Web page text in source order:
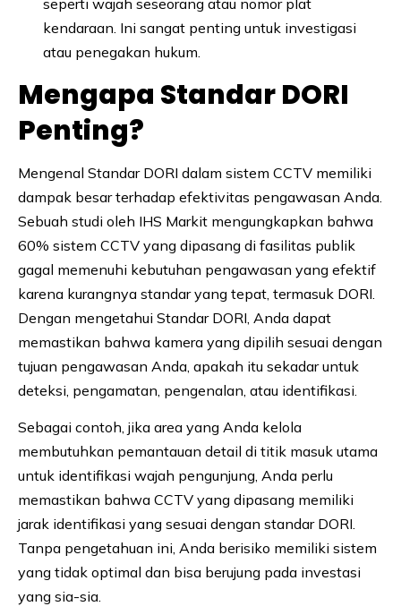
kendaraan. Ini sangat penting untuk investigasi
atau penegakan hukum.
Mengapa Standar DORI
Penting?
Mengenal Standar DORI dalam sistem CCTV memiliki
dampak besar terhadap efektivitas pengawasan Anda.
Sebuah studi oleh IHS Markit mengungkapkan bahwa
60% sistem CCTV yang dipasang di fasilitas publik
gagal memenuhi kebutuhan pengawasan yang efektif
karena kurangnya standar yang tepat, termasuk DORI.
Dengan mengetahui Standar DORI, Anda dapat
memastikan bahwa kamera yang dipilih sesuai dengan
tujuan pengawasan Anda, apakah itu sekadar untuk
deteksi, pengamatan, pengenalan, atau identifikasi.
Sebagai contoh, jika area yang Anda kelola
membutuhkan pemantauan detail di titik masuk utama
untuk identifikasi wajah pengunjung, Anda perlu
memastikan bahwa CCTV yang dipasang memiliki
jarak identifikasi yang sesuai dengan standar DORI.
Tanpa pengetahuan ini, Anda berisiko memiliki sistem
yang tidak optimal dan bisa berujung pada investasi
yang sia-sia.